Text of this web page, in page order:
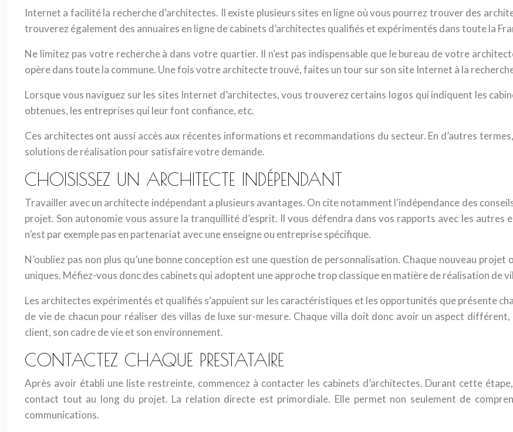
Internet a facilité la recherche d’architectes. Il existe plusieurs sites en ligne où vous pourrez trouver des
trouverez également des annuaires en ligne de cabinets d’architectes qualifiés et expérimentés dans toute la
Ne limitez pas votre recherche à dans votre quartier. Il n’est pas indispensable que le bureau de votre
opère dans toute la commune. Une fois votre architecte trouvé, faites un tour sur son site Internet à la
Lorsque vous naviguez sur les sites Internet d’architectes, vous trouverez certains logos qui indiquent les
obtenues, les entreprises qui leur font confiance, etc.
Ces architectes ont aussi accès aux récentes informations et recommandations du secteur. En d’autres
solutions de réalisation pour satisfaire votre demande.
CHOISISSEZ UN ARCHITECTE INDÉPENDANT
Travailler avec un architecte indépendant a plusieurs avantages. On cite notamment l’indépendance des
projet. Son autonomie vous assure la tranquillité d’esprit. Il vous défendra dans vos rapports avec les autres
n’est par exemple pas en partenariat avec une enseigne ou entreprise spécifique.
N’oubliez pas non plus qu’une bonne conception est une question de personnalisation. Chaque nouveau
uniques. Méfiez-vous donc des cabinets qui adoptent une approche trop classique en matière de réalisation de
Les architectes expérimentés et qualifiés s’appuient sur les caractéristiques et les opportunités que présente
de vie de chacun pour réaliser des villas de luxe sur-mesure. Chaque villa doit donc avoir un aspect
client, son cadre de vie et son environnement.
CONTACTEZ CHAQUE PRESTATAIRE
Après avoir établi une liste restreinte, commencez à contacter les cabinets d’architectes. Durant cette
contact tout au long du projet. La relation directe est primordiale. Elle permet non seulement de
communications.